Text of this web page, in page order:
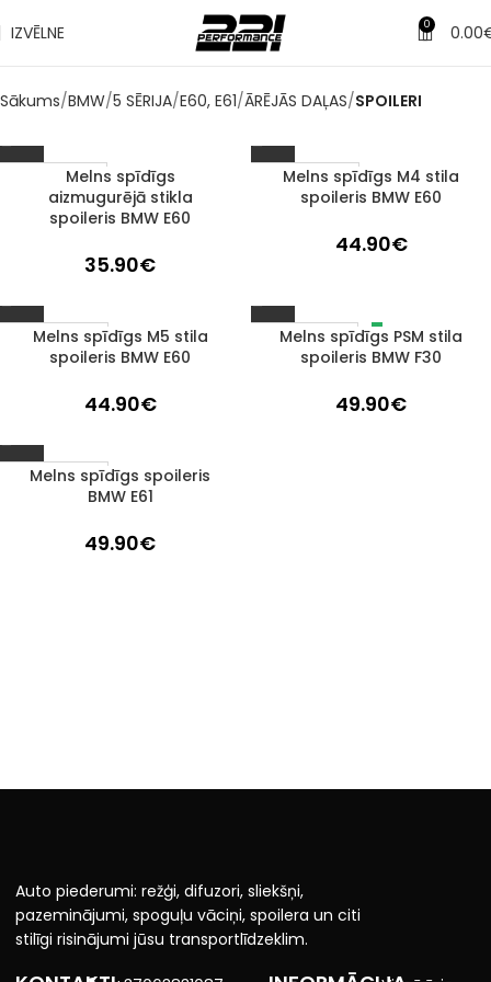
IZVĒLNE 0 0.00
Sākums BMW 5 SĒRIJA E60, E61 ĀRĒJĀS DAĻAS SPOILERI
IZPĀRDOTSMelns spīdīgs
aizmugurējā stikla
spoileris BMW E60
35.90€
1–3 D. D.
Melns spīdīgs M4 stila
spoileris BMW E60
44.90€
1–3 D. D.
Melns spīdīgs M5 stila
spoileris BMW E60
44.90€
IZPĀRDOTS
Melns spīdīgs PSM stila
spoileris BMW F30
49.90€
1–3 D. D.
Melns spīdīgs spoileris
BMW E61
49.90€
Auto piederumi: režģi, difuzori, sliekšņi,
pazeminājumi, spoguļu vāciņi, spoilera un citi
stilīgi risinājumi jūsu transportlīdzeklim.